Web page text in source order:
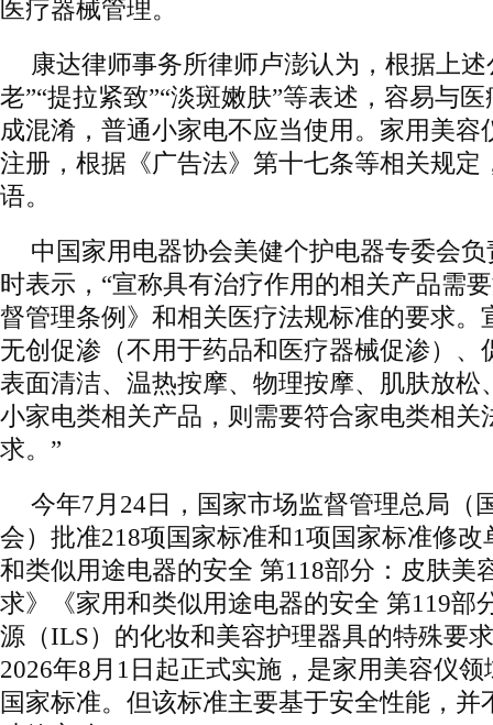
医疗器械管理。
康达律师事务所律师卢澎认为，根据上
老”“提拉紧致”“淡斑嫩肤”等表述，容易与
成混淆，普通小家电不应当使用。家用美容
注册，根据《广告法》第十七条等相关规定
语。
中国家用电器协会美健个护电器专委会
时表示，“宣称具有治疗作用的相关产品需
督管理条例》和相关医疗法规标准的要求。
无创促渗（不用于药品和医疗器械促渗）、
表面清洁、温热按摩、物理按摩、肌肤放松
小家电类相关产品，则需要符合家电类相关
求。”
今年7月24日，国家市场监督管理总局（
会）批准218项国家标准和1项国家标准修
和类似用途电器的安全 第118部分：皮肤美
求》《家用和类似用途电器的安全 第119部
源（ILS）的化妆和美容护理器具的特殊要
2026年8月1日起正式实施，是家用美容仪
国家标准。但该标准主要基于安全性能，并